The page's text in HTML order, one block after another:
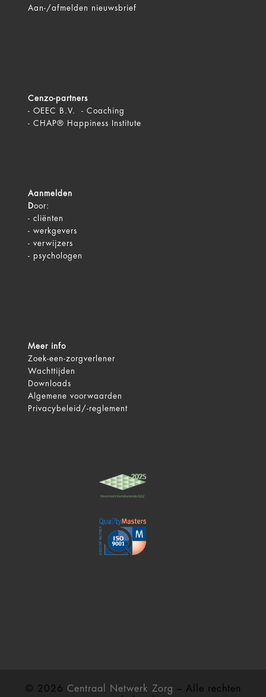
Aan-/afmelden
nieuwsbrief
Cenzo-partners
- OEEC B.V. - Coaching
- CHAP® Happiness Institute
Aanmelden
Door:
- cliënten
- werkgevers
- verwijzers
- psychologen
Meer info
Zoek-een-zorgverlener
Wachttijden
Downloads
Algemene voorwaarden
Privacybeleid/-reglement
© 2026 Centraal Netwerk Zorg – Alle rechten